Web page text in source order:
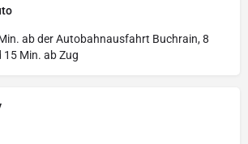
ab der Autobahnausfahrt Buchrain, 8
15 Min. ab Zug